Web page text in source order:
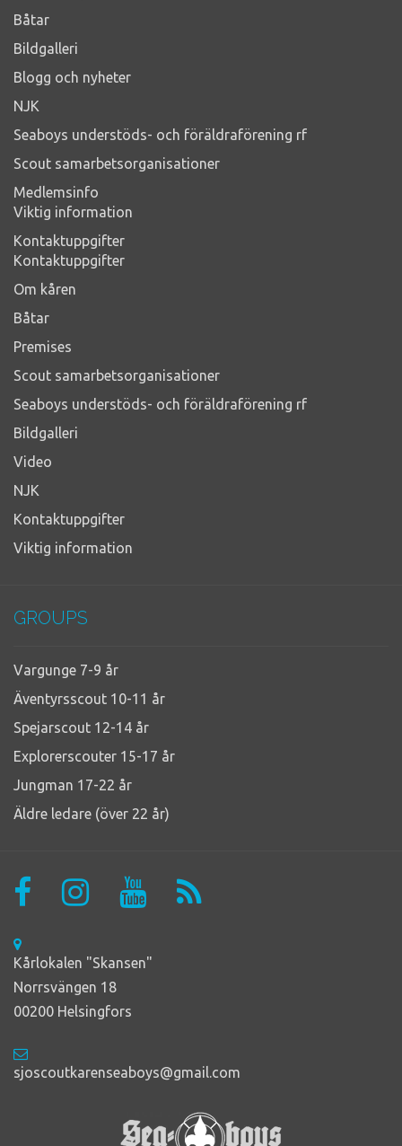
Båtar
Bildgalleri
Blogg och nyheter
NJK
Seaboys understöds- och föräldraförening rf
Scout samarbetsorganisationer
Medlemsinfo
Viktig information
Kontaktuppgifter
Kontaktuppgifter
Om kåren
Båtar
Premises
Scout samarbetsorganisationer
Seaboys understöds- och föräldraförening rf
Bildgalleri
Video
NJK
Kontaktuppgifter
Viktig information
GROUPS
Vargunge 7-9 år
Äventyrsscout 10-11 år
Spejarscout 12-14 år
Explorerscouter 15-17 år
Jungman 17-22 år
Äldre ledare (över 22 år)
Kårlokalen "Skansen"
Norrsvängen 18
00200 Helsingfors
sjoscoutkarenseaboys@gmail.com